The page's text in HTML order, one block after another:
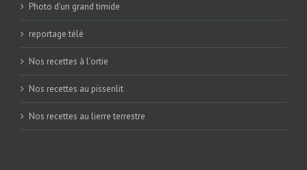
Photo d’un grand timide
reportage télé
Nos recettes à l’ortie
Nos recettes au pissenlit
Nos recettes au lierre terrestre